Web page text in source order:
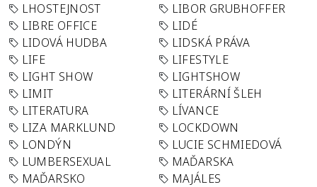
LHOSTEJNOST
LIBOR GRUBHOFFER
LIBRE OFFICE
LIDÉ
LIDOVÁ HUDBA
LIDSKÁ PRÁVA
LIFE
LIFESTYLE
LIGHT SHOW
LIGHTSHOW
LIMIT
LITERÁRNÍ ŠLEH
LITERATURA
LÍVANCE
LIZA MARKLUND
LOCKDOWN
LONDÝN
LUCIE SCHMIEDOVÁ
LUMBERSEXUAL
MAĎARSKA
MAĎARSKO
MAJÁLES